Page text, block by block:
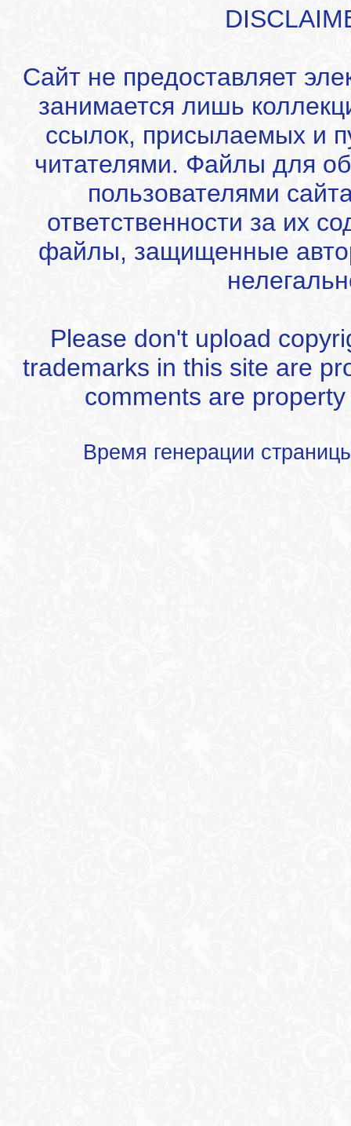
Сайт не предоставляет
занимается лишь
ссылок, присылаемых и
читателями. Файлы для
пользователями
ответственности за их
файлы, защищенные
Please don't upload
trademarks in this site are
comments are
Время генерации